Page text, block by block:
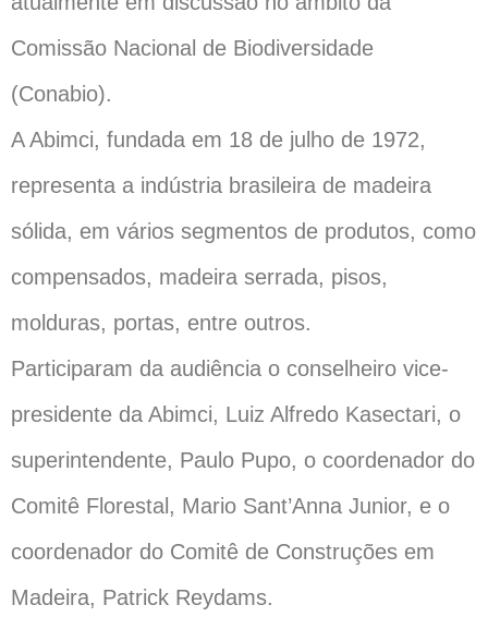
Comissão Nacional de Biodiversidade
(Conabio).
A Abimci, fundada em 18 de julho de 1972,
representa a indústria brasileira de madeira
sólida, em vários segmentos de produtos, como
compensados, madeira serrada, pisos,
molduras, portas, entre outros.
Participaram da audiência o conselheiro vice-
presidente da Abimci, Luiz Alfredo Kasectari, o
superintendente, Paulo Pupo, o coordenador do
Comitê Florestal, Mario Sant’Anna Junior, e o
coordenador do Comitê de Construções em
Madeira, Patrick Reydams.